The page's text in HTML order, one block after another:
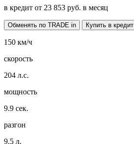
в кредит от 23 853 руб. в месяц
Обменять по TRADE in Купить в кредит
150 км/ч
скорость
204 л.с.
мощность
9.9 сек.
разгон
9.5 л.